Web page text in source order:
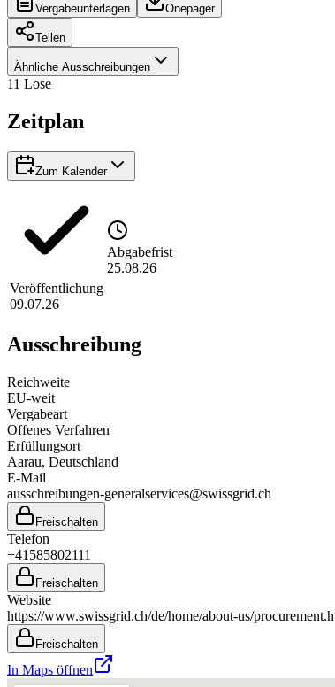
Vergabeunterlagen Onepager
Teilen
Ähnliche Ausschreibungen
11 Lose
Zeitplan
Zum Kalender
Veröffentlichung
09.07.26
Abgabefrist
25.08.26
Ausschreibung
Reichweite
EU-weit
Vergabeart
Offenes Verfahren
Erfüllungsort
Aarau, Deutschland
E-Mail
ausschreibungen-generalservices@swissgrid.ch
Freischalten
Telefon
+41585802111
Freischalten
Website
https://www.swissgrid.ch/de/home/about-us/
Freischalten
In Maps öffnen